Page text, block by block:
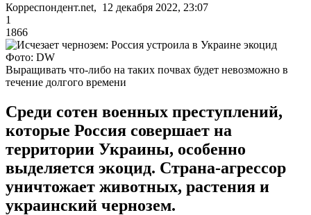
Корреспондент.net, 12 декабря 2022, 23:07
1
1866
Фото: DW
Выращивать что-либо на таких почвах будет невозможно в
течение долгого времени
Среди сотен военных преступлений,
которые Россия совершает на
территории Украины, особенно
выделяется экоцид. Страна-агрессор
уничтожает животных, растения и
украинский чернозем.